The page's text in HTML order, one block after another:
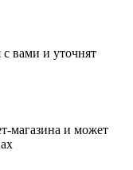
вами и уточнят
магазина и может